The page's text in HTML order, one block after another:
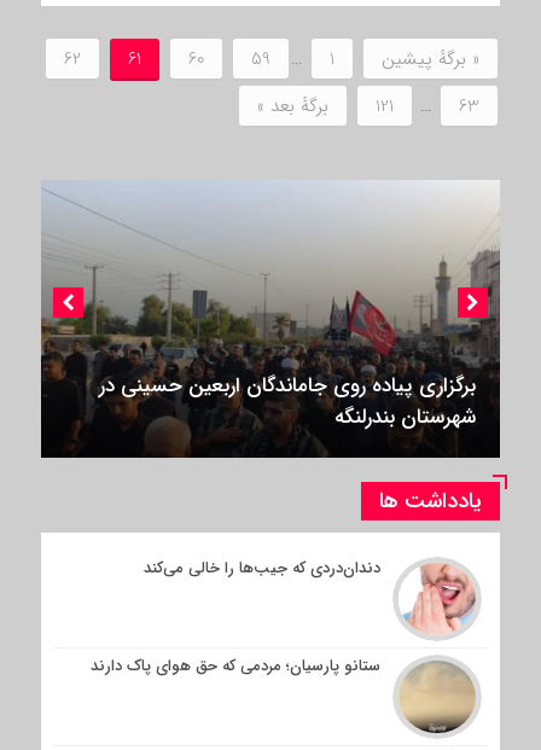
« برگه‌ٔ پیشین 1
…
59
60
61
62
63
…
121 برگهٔ بعد »
برگزاری پیاده روی جاماندگان اربعین حسینی در
شهرستان بندرلنگه
یادداشت ها
دندان‌دردی که جیب‌ها را خالی می‌کند
ستانو پارسیان؛ مردمی که حق هوای پاک دارند